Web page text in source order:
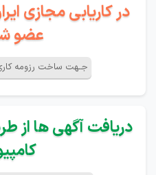
در کاریابی مجازی
عضو
جـهت ساخت رزومه
دریافت آگهی ها از